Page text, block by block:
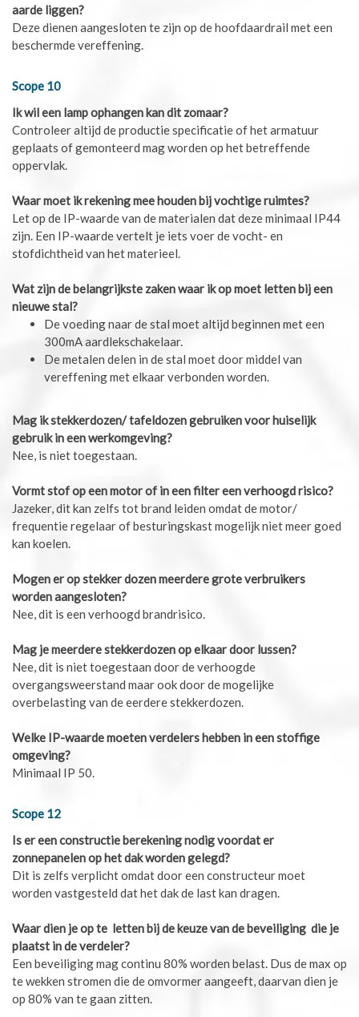
aarde liggen?
Deze dienen aangesloten te zijn op de hoofdaardrail met een
beschermde vereffening.
Scope 10
Ik wil een lamp ophangen kan dit zomaar?
Controleer altijd de productie specificatie of het armatuur
geplaats of gemonteerd mag worden op het betreffende
oppervlak.
Waar moet ik rekening mee houden bij vochtige ruimtes?
Let op de IP-waarde van de materialen dat deze minimaal IP44
zijn. Een IP-waarde vertelt je iets voer de vocht- en
stofdichtheid van het materieel.
Wat zijn de belangrijkste zaken waar ik op moet letten bij een
nieuwe stal?
De voeding naar de stal moet altijd beginnen met een
300mA aardlekschakelaar.
De metalen delen in de stal moet door middel van
vereffening met elkaar verbonden worden.
Mag ik stekkerdozen/ tafeldozen gebruiken voor huiselijk
gebruik in een werkomgeving?
Nee, is niet toegestaan.
Vormt stof op een motor of in een filter een verhoogd risico?
Jazeker, dit kan zelfs tot brand leiden omdat de motor/
frequentie regelaar of besturingskast mogelijk niet meer goed
kan koelen.
Mogen er op stekker dozen meerdere grote verbruikers
worden aangesloten?
Nee, dit is een verhoogd brandrisico.
Mag je meerdere stekkerdozen op elkaar door lussen?
Nee, dit is niet toegestaan door de verhoogde
overgangsweerstand maar ook door de mogelijke
overbelasting van de eerdere stekkerdozen.
Welke IP-waarde moeten verdelers hebben in een stoffige
omgeving?
Minimaal IP 50.
Scope 12
Is er een constructie berekening nodig voordat er
zonnepanelen op het dak worden gelegd?
Dit is zelfs verplicht omdat door een constructeur moet
worden vastgesteld dat het dak de last kan dragen.
Waar dien je op te letten bij de keuze van de beveiliging die je
plaatst in de verdeler?
Een beveiliging mag continu 80% worden belast. Dus de max op
te wekken stromen die de omvormer aangeeft, daarvan dien je
op 80% van te gaan zitten.